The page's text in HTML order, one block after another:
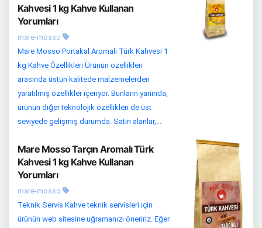
Kahvesi 1 kg Kahve Kullanan
Yorumları
mare-mosso
Mare Mosso Portakal Aromalı Türk Kahvesi 1
kg Kahve Özellikleri Ürünün özellikleri
arasında üstün kalitede malzemelerden
yaratılmış özellikler içeriyor. Bunların yanında,
ürünün diğer teknolojik özellikleri de üst
seviyede gelişmiş durumda. Satın alanlar,...
Mare Mosso Tarçın Aromalı Türk
Kahvesi 1 kg Kahve Kullanan
Yorumları
mare-mosso
Teknik Servis Kahve teknik servisleri için
ürünün web sitesine uğramanızı öneririz. Eğer